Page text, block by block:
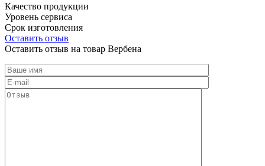
Качество продукции
Уровень сервиса
Срок изготовления
Оставить отзыв
Оставить отзыв на товар Вербена